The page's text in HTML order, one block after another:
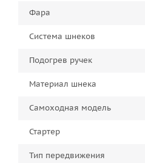
Фара
Система шнеков
Подогрев ручек
Материал шнека
Самоходная модель
Стартер
Тип передвижения